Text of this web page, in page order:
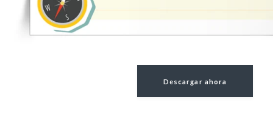
Descargar ahora